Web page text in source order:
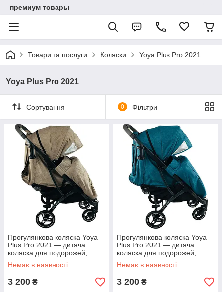
премиум товары
Товари та послуги Коляски Yoya Plus Pro 2021
Yoya Plus Pro 2021
Сортування 0 Фільтри
Прогулянкова коляска Yoya
Plus Pro 2021 — дитяча
коляска для подорожей,
ручне поклажа, бежева
Немає в наявності
3 200 ₴
Прогулянкова коляска Yoya
Plus Pro 2021 — дитяча
коляска для подорожей,
ручне поклажа, бірюзова
Немає в наявності
3 200 ₴